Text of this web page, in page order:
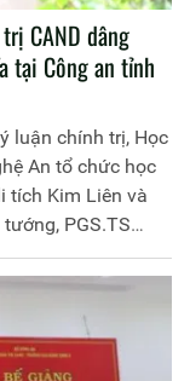
CAND dâng
tại Công an tỉnh
luận chính trị, Học
An tổ chức học
tích Kim Liên và
PGS.TS
Chính trị CAND